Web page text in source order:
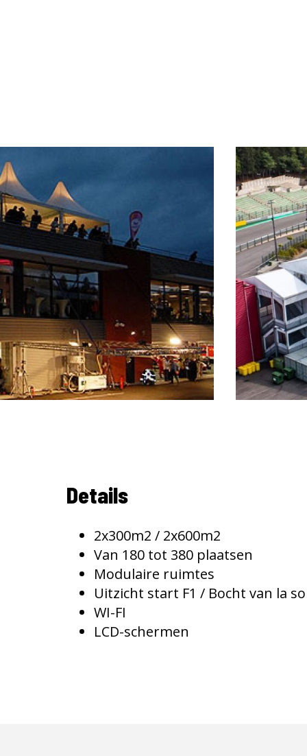
Details
2x300m2 / 2x600m2
Van 180 tot 380 plaatsen
Modulaire ruimtes
Uitzicht start F1 / Bocht van la
WI-FI
LCD-schermen